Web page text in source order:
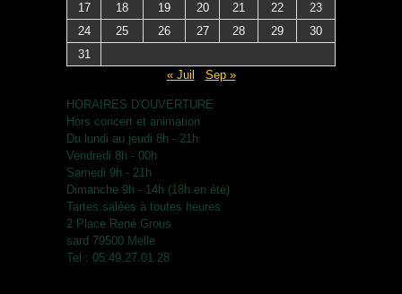
17
18 19 20 21 22
23
24
25 26 27 28 29
30
31
« Juil
Sep »
HORAIRES D'OUVERTURE
Hors concert et animation
Du lundi au jeudi 8h - 21h
Vendredi 8h - 00h
Samedi 9h - 21h
Dimanche 9h - 14h (18h en été)
Tartes salées à toutes heures
2 Place René Grous
sard 79500 Melle
Tel : 05.49.27.01.28